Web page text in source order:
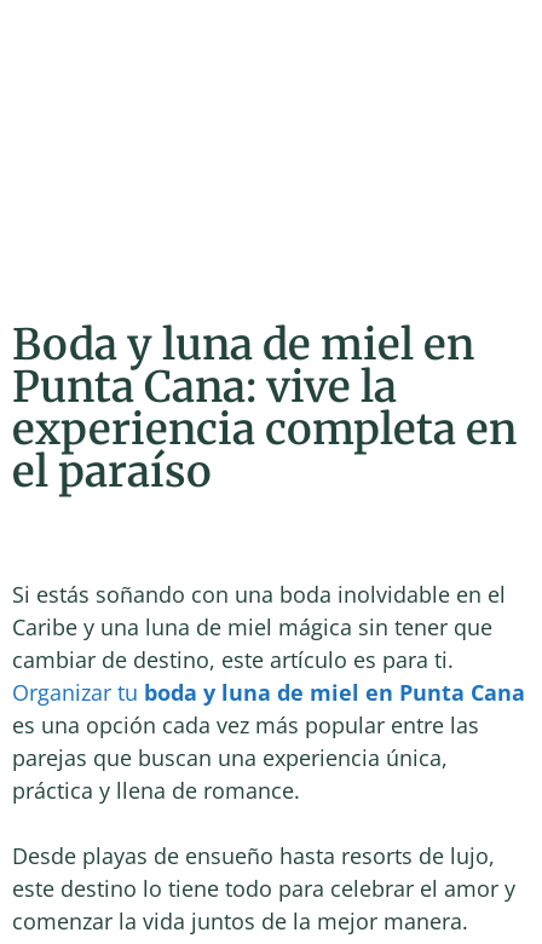
Boda y luna de miel en
Punta Cana: vive la
experiencia completa en
el paraíso
Si estás soñando con una boda inolvidable en el
Caribe y una luna de miel mágica sin tener que
cambiar de destino, este artículo es para ti.
Organizar tu boda y luna de miel en Punta Cana
es una opción cada vez más popular entre las
parejas que buscan una experiencia única,
práctica y llena de romance.
Desde playas de ensueño hasta resorts de lujo,
este destino lo tiene todo para celebrar el amor y
comenzar la vida juntos de la mejor manera.